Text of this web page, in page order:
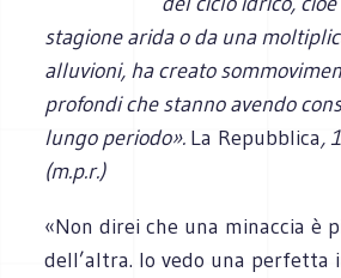
stagione arida o da una
alluvioni, ha creato
profondi che stanno avendo
lungo periodo». La Repubblica,
(m.p.r.)
«Non direi che una minaccia è
dell’altra. Io vedo una perfetta